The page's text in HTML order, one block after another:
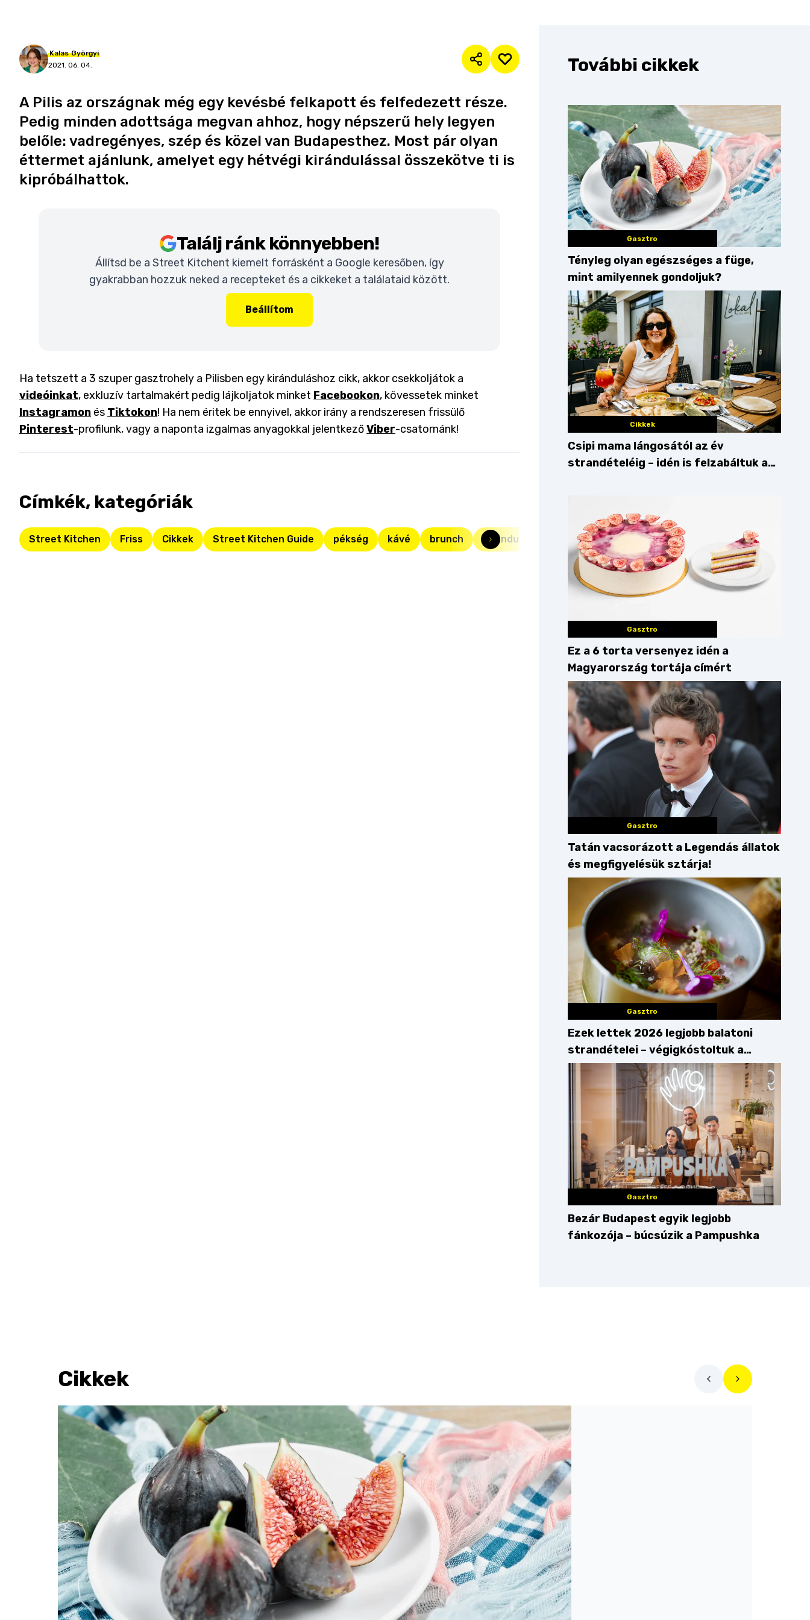
Kalas Györgyi
2021. 06. 04.
A Pilis az országnak még egy kevésbé felkapott és felfedezett része.
Pedig minden adottsága megvan ahhoz, hogy népszerű hely legyen
belőle: vadregényes, szép és közel van Budapesthez. Most pár olyan
éttermet ajánlunk, amelyet egy hétvégi kirándulással összekötve ti is
kipróbálhattok.
Találj ránk könnyebben!
Állítsd be a Street Kitchent kiemelt forrásként a Google keresőben, így
gyakrabban hozzuk neked a recepteket és a cikkeket a találataid között.
Beállítom
Ha tetszett a 3 szuper gasztrohely a Pilisben egy kiránduláshoz cikk, akkor csekkoljátok a
videóinkat, exkluzív tartalmakért pedig lájkoljatok minket Facebookon, kövessetek minket
Instagramon és Tiktokon! Ha nem éritek be ennyivel, akkor irány a rendszeresen frissülő
Pinterest-profilunk, vagy a naponta izgalmas anyagokkal jelentkezőViber-csatornánk!
Címkék, kategóriák
Street Kitchen Friss Cikkek Street Kitchen Guide pékség kávé brunch kirándulás kávézó pilis
További cikkek
Gasztro
Tényleg olyan egészséges a füge,
mint amilyennek gondoljuk?
Cikkek
Csipi mama lángosától az év
strandételéig – idén is felzabáltuk a
Gasztro
Ez a 6 torta versenyez idén a
Magyarország tortája címért
Gasztro
Tatán vacsorázott a Legendás állatok
és megfigyelésük sztárja!
Gasztro
Ezek lettek 2026 legjobb balatoni
strandételei – végigkóstoltuk a
győzteseket
Gasztro
Bezár Budapest egyik legjobb
fánkozója – búcsúzik a Pampushka
Cikkek